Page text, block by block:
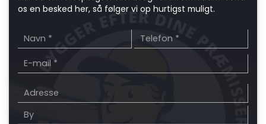
os en besked her, så følger vi op hurtigst muligt.
Adresse
Adresse
By